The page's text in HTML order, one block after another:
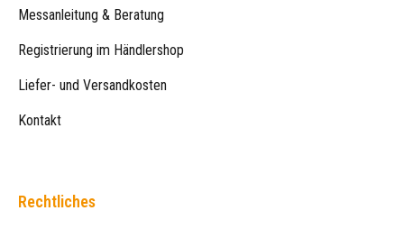
Messanleitung & Beratung
Registrierung im Händlershop
Liefer- und Versandkosten
Kontakt
Rechtliches